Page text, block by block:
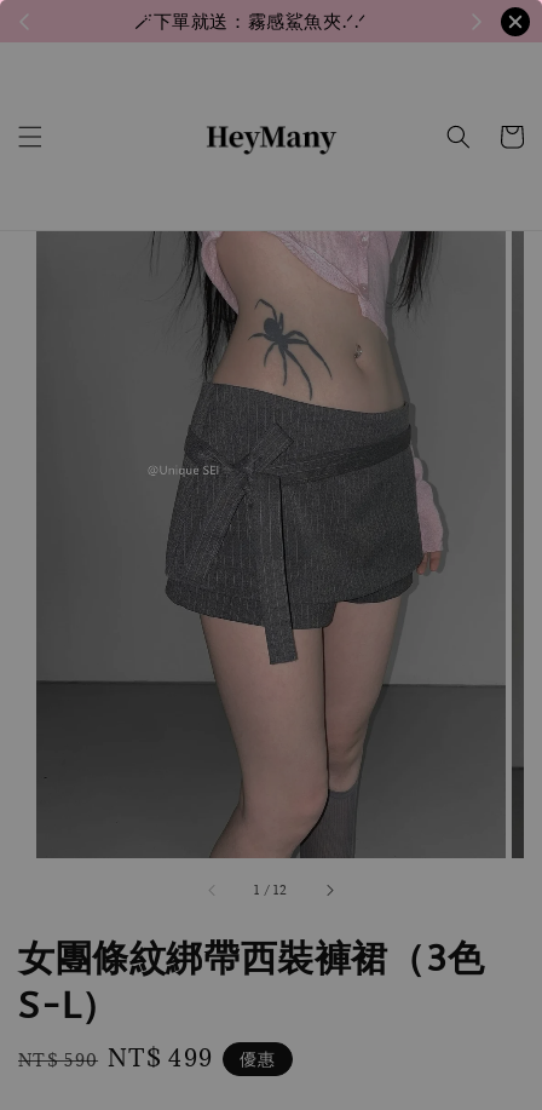
🪄下單就送：霧感鯊魚夾.ᐟ.ᐟ
1 /12
女團條紋綁帶西裝褲裙（3色
S-L）
Regular
NT$ 590 Sale
NT$ 499 優惠